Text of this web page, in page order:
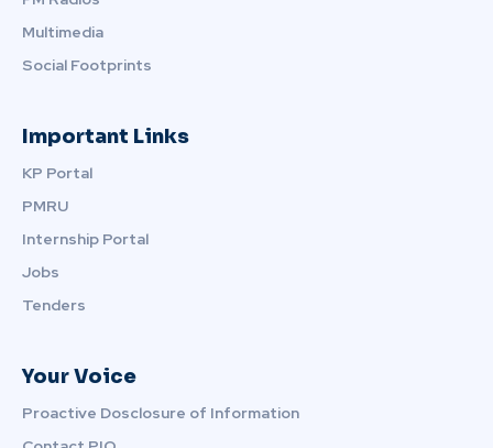
Multimedia
Social Footprints
Important Links
KP Portal
PMRU
Internship Portal
Jobs
Tenders
Your Voice
Proactive Dosclosure of Information